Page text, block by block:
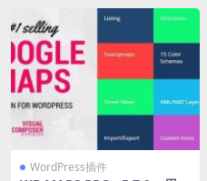
WordPress插件